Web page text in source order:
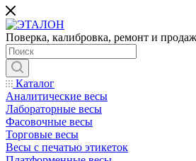
Поверка, калибровка, ремонт и
Каталог
Аналитические весы
Лабораторные весы
Фасовочные весы
Торговые весы
Весы с печатью этикеток